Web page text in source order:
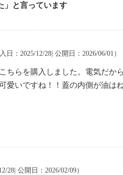
」と言っています
日：2025/12/28| 公開日：2026/06/01）
ちらを購入しました。電気だか
いですね！！蓋の内側が油は
28| 公開日：2026/02/09）